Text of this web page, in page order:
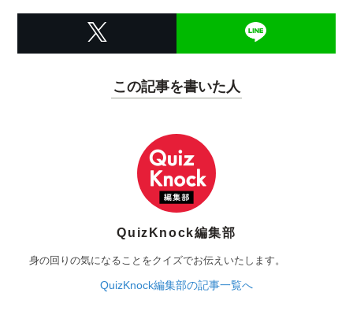
この記事を書いた人
QuizKnock編集部
身の回りの気になることをクイズでお伝えいたします。
QuizKnock編集部の記事一覧へ